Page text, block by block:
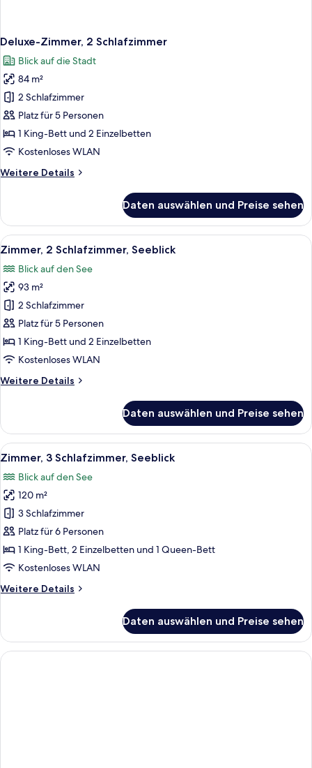
Deluxe-Zimmer, 2 Schlafzimmer
Blick auf die Stadt
84 m²
2 Schlafzimmer
Platz für 5 Personen
1 King-Bett und 2 Einzelbetten
Kostenloses WLAN
Weitere Details
Weitere
Zimmer,
2 Schlafzimmer
Daten auswählen und Preise sehen
Alle
Fotos
für
Zimmer,
2 Schlafzimmer,
Seeblick
anzeigen
Ein modernes Hotelzimmer mit
3
Zimmer, 2 Schlafzimmer, Seeblick
Blick auf den See
93 m²
2 Schlafzimmer
Platz für 5 Personen
1 King-Bett und 2 Einzelbetten
Kostenloses WLAN
Weitere Details
Weitere
2 Schlafzimmer,
Seeblick
Daten auswählen und Preise sehen
Alle
Fotos
für
Zimmer,
3 Schlafzimmer,
Seeblick
anzeigen
Eine moderne Küche mit
1
Zimmer, 3 Schlafzimmer, Seeblick
Blick auf den See
120 m²
3 Schlafzimmer
Platz für 6 Personen
1 King-Bett, 2 Einzelbetten und 1 Queen-Bett
Kostenloses WLAN
Weitere Details
Weitere
3 Schlafzimmer,
Seeblick
Daten auswählen und Preise sehen